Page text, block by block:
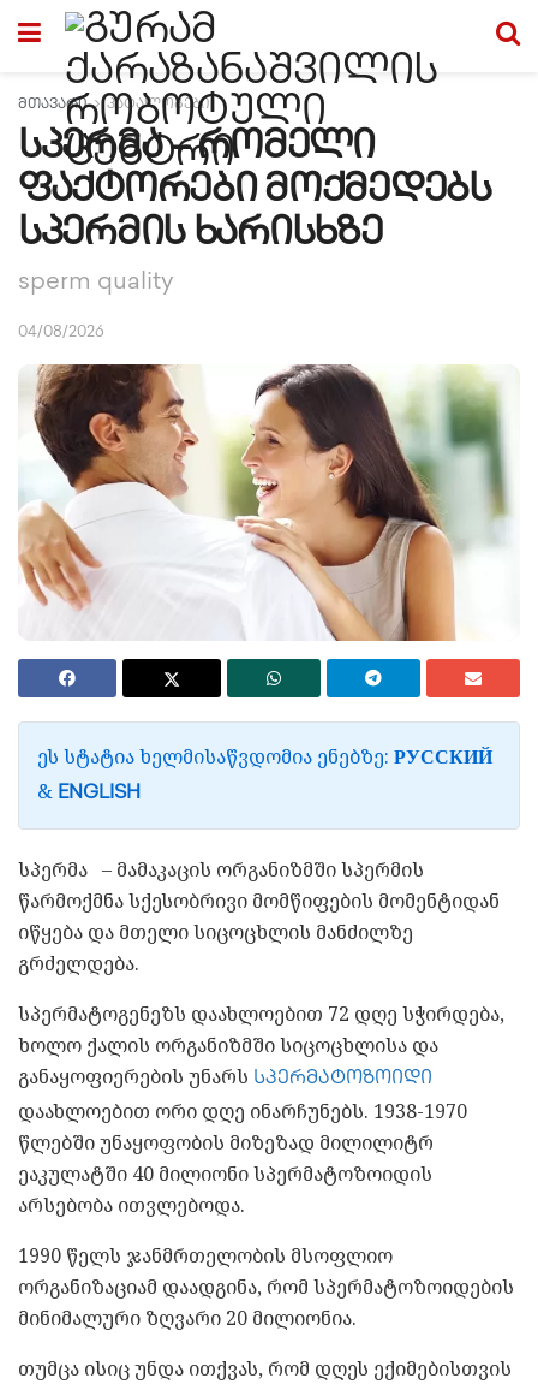
მთავარი კატალოგები
სპერმა – რომელი
ფაქტორები მოქმედებს
სპერმის ხარისხზე
sperm quality
04/08/2026
ᲔᲡ ᲡᲢᲐᲢᲘᲐ ᲮᲔᲚᲛᲘᲡᲐᲬᲕᲓᲝᲛᲘᲐ ᲔᲜᲔᲑᲖᲔ: РУССКИЙ
& ENGLISH
სპერმა – მამაკაცის ორგანიზმში სპერმის
წარმოქმნა სქესობრივი მომწიფების მომენტიდან
იწყება და მთელი სიცოცხლის მანძილზე
გრძელდება.
სპერმატოგენეზს დაახლოებით 72 დღე სჭირდება,
ხოლო ქალის ორგანიზმში სიცოცხლისა და
განაყოფიერების უნარს სპერმატოზოიდი
დაახლოებით ორი დღე ინარჩუნებს. 1938-1970
წლებში უნაყოფობის მიზეზად მილილიტრ
ეაკულატში 40 მილიონი სპერმატოზოიდის
არსებობა ითვლებოდა.
1990 წელს ჯანმრთელობის მსოფლიო
ორგანიზაციამ დაადგინა, რომ სპერმატოზოიდების
მინიმალური ზღვარი 20 მილიონია.
თუმცა ისიც უნდა ითქვას, რომ დღეს ექიმებისთვის